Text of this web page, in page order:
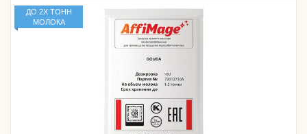
ДО 2Х ТОНН
МОЛОКА